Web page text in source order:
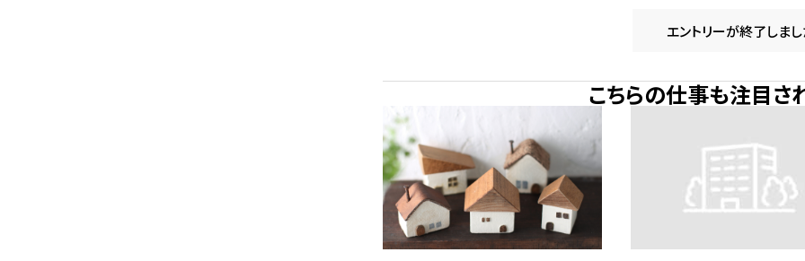
エントリーが終了しま
こちらの仕事も注目さ